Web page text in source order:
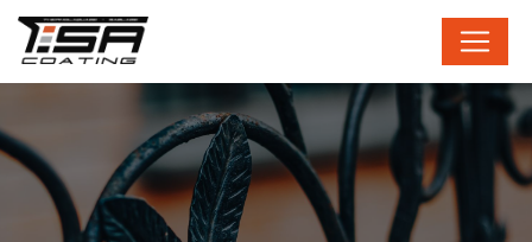
Panneau de gestion des cookies